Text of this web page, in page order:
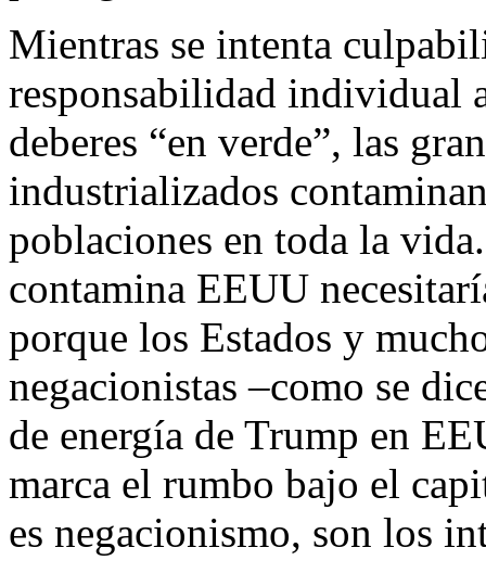
Mientras se intenta
responsabilidad individual
deberes “en verde”, las
industrializados
poblaciones en toda la
contamina EEUU
porque los Estados y
negacionistas –como se
de energía de Trump en
marca el rumbo bajo el
es negacionismo, son los